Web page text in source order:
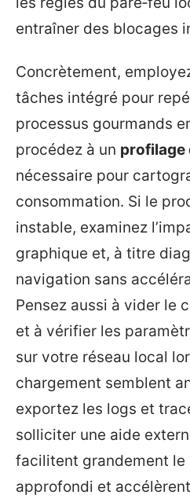
entraîner des blocages
Concrètement,
tâches intégré pour
processus gourmands
procédez à un profilage
nécessaire pour
consommation. Si le
instable, examinez
graphique et, à titre
navigation sans
Pensez aussi à vider le
et à vérifier les
sur votre réseau local
chargement semblent
exportez les logs et
solliciter une aide
facilitent grandement le
approfondi et